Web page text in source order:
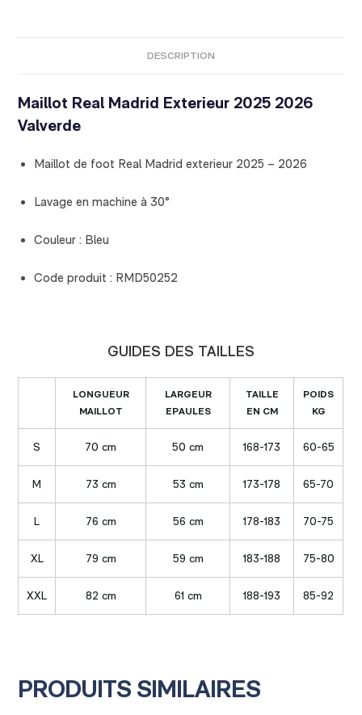
DESCRIPTION
Maillot Real Madrid Exterieur 2025 2026
Valverde
Maillot de foot Real Madrid exterieur 2025 – 2026
Lavage en machine à 30°
Couleur : Bleu
Code produit : RMD50252
GUIDES DES TAILLES
LONGUEUR
MAILLOT
LARGEUR
EPAULES
TAILLE
EN CM
POIDS
KG
S 70 cm 50 cm 168-173 60-65
M 73 cm 53 cm 173-178 65-70
L 76 cm 56 cm 178-183 70-75
XL 79 cm 59 cm 183-188 75-80
XXL 82 cm 61 cm 188-193 85-92
PRODUITS SIMILAIRES